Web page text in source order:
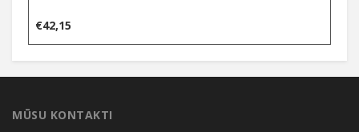
€42,15
MŪSU KONTAKTI